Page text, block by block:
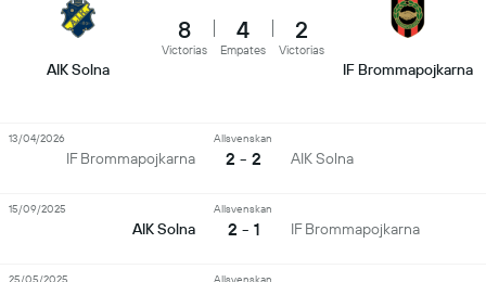
AIK Solna
8
Victorias
4
Empates
2
Victorias
IF Brommapojkarna
IF Brommapojkarna
Allsvenskan
2 - 2 AIK Solna
13/04/2026
AIK Solna
Allsvenskan
2 - 1 IF Brommapojkarna
15/09/2025
Allsvenskan
25/05/2025